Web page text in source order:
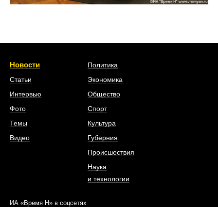
Новости
Статьи
Интервью
Фото
Темы
Видео
Политика
Экономика
Общество
Спорт
Культура
Губерния
Происшествия
Наука
и технологии
ИА «Время Н» в соцсетях